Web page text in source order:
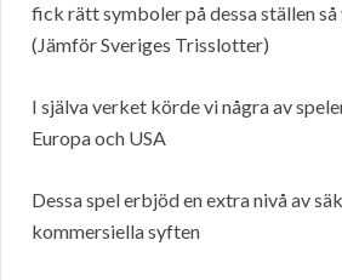
fick rätt symboler på dessa ställen så
(Jämför Sveriges Trisslotter)
I själva verket körde vi några av
Europa och USA
Dessa spel erbjöd en extra nivå av
kommersiella syften